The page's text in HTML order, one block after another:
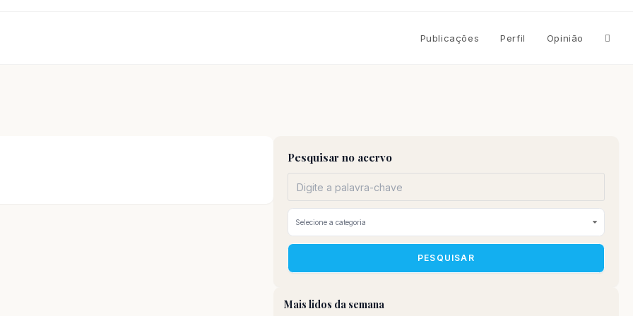
Publicações Perfil Opinião
Pesquisar no acervo
PESQUISAR
Mais lidos da semana